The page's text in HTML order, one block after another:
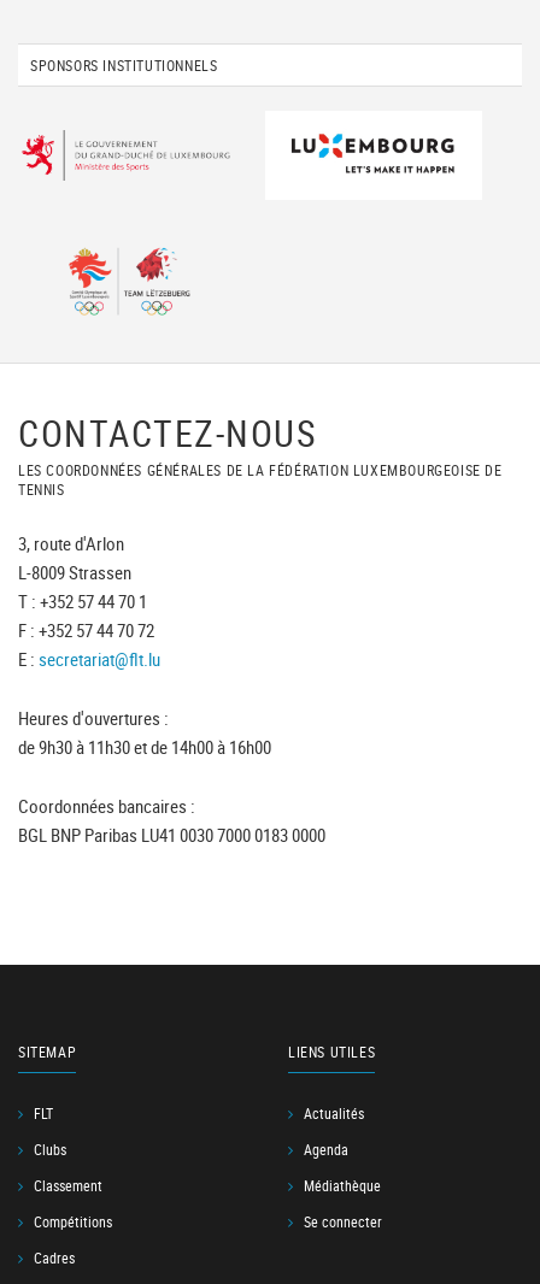
SPONSORS INSTITUTIONNELS
CONTACTEZ-NOUS
LES COORDONNÉES GÉNÉRALES DE LA FÉDÉRATION LUXEMBOURGEOISE DE
TENNIS
3, route d'Arlon
L-8009 Strassen
T : +352 57 44 70 1
F : +352 57 44 70 72
E : secretariat@flt.lu
Heures d'ouvertures :
de 9h30 à 11h30 et de 14h00 à 16h00
Coordonnées bancaires :
BGL BNP Paribas LU41 0030 7000 0183 0000
SITEMAP
FLT
Clubs
Classement
Compétitions
Cadres
LIENS UTILES
Actualités
Agenda
Médiathèque
Se connecter